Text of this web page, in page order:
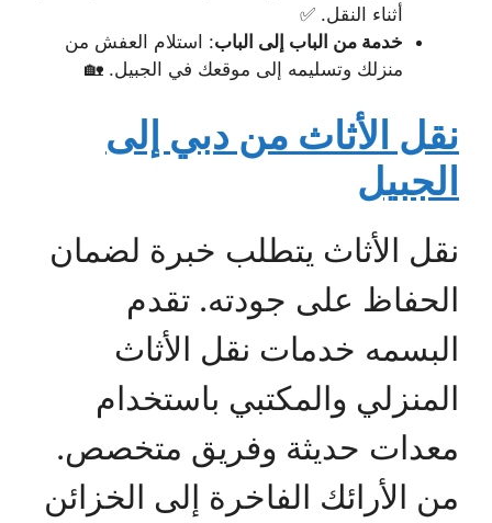
أثناء النقل. ✅
خدمة من الباب إلى الباب: استلام العفش من
منزلك وتسليمه إلى موقعك في الجبيل. 🏡
نقل الأثاث من دبي إلى
الجبيل
نقل الأثاث يتطلب خبرة لضمان
الحفاظ على جودته. تقدم
البسمه خدمات نقل الأثاث
المنزلي والمكتبي باستخدام
معدات حديثة وفريق متخصص.
من الأرائك الفاخرة إلى الخزائن